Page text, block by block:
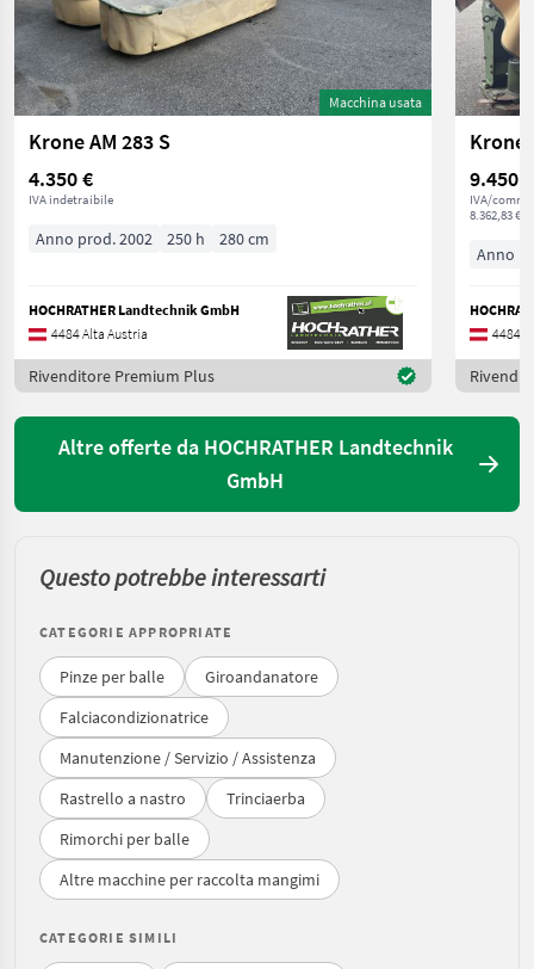
Macchina usata
Krone AM 283 S
4.350 €
IVA indetraibile
Anno prod. 2002 250 h 280 cm
HOCHRATHER Landtechnik GmbH
4484 Alta Austria
Rivenditore Premium Plus
Krone
9.450 €
IVA/
8.362,83 €
Anno
4484
Altre offerte da HOCHRATHER Landtechnik
GmbH
Questo potrebbe interessarti
CATEGORIE APPROPRIATE
Pinze per balle
Giroandanatore
Falciacondizionatrice
Manutenzione / Servizio / Assistenza
Rastrello a nastro
Trinciaerba
Rimorchi per balle
Altre macchine per raccolta mangimi
CATEGORIE SIMILI